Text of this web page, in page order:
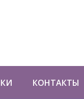
КОНТАКТЫ